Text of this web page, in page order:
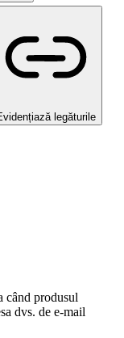
legăturile
când produsul
dvs. de e-mail